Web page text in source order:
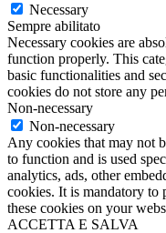
Necessary
Sempre abilitato
Necessary cookies are
function properly. This
basic functionalities and
cookies do not store any
Non-necessary
Non-necessary
Any cookies that may not
to function and is used
analytics, ads, other
cookies. It is mandatory to
these cookies on your
ACCETTA E SALVA